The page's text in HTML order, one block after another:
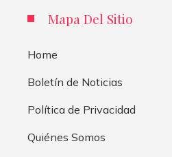
Mapa Del Sitio
Home
Boletín de Noticias
Política de Privacidad
Quiénes Somos